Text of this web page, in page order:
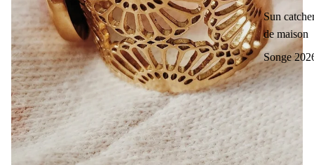
Sun
de maison
Songe